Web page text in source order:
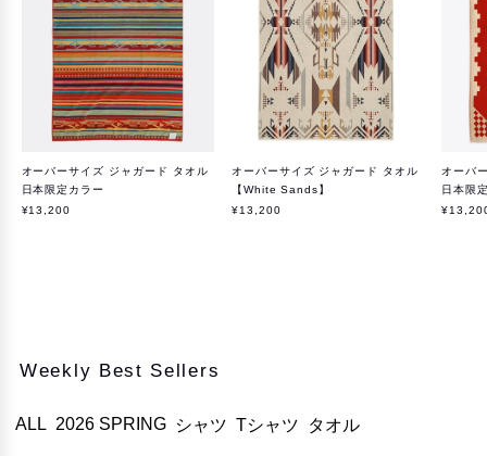
オーバーサイズ ジャガード タオル
日本限定カラー
¥13,200
オーバーサイズ ジャガード タオル
【White Sands】
¥13,200
オーバ
日本限
Weekly Best Sellers
ALL 2026 SPRING シャツ Tシャツ タオル